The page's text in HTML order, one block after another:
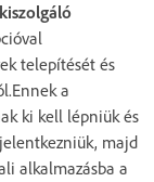
telepítését és
a
ki kell lépniük és
majd
alkalmazásba a